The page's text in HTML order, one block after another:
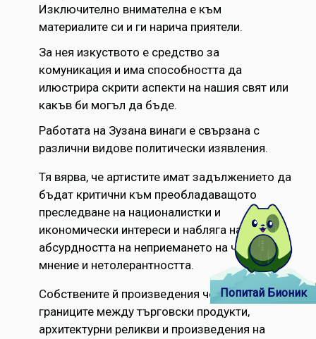
Изключително внимателна е към
материалите си и ги нарича приятели.
За нея изкуството е средство за
комуникация и има способността да
илюстрира скрити аспекти на нашия свят или
какъв би могъл да бъде.
Работата на Зузана винаги е свързана с
различни видове политически изявления.
Тя вярва, че артистите имат задължението да
бъдат критични към преобладаващото
преследване на националистки и
икономически интереси и набляга на
абсурдността на неприемането на чуждо
мнение и нетолерантността.
Собствените й произведения често размиват
границите между търговски продукти,
архитектурни реликви и произведения на
Попитай Бионик